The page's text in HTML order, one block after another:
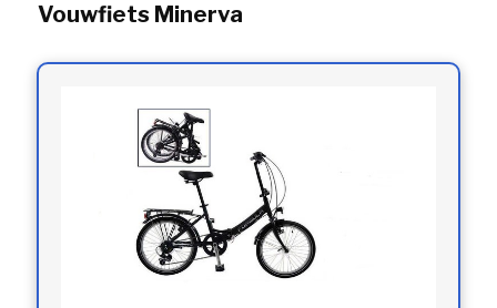
Vouwfiets Minerva